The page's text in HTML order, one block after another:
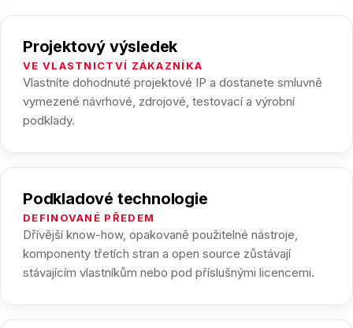
Projektový výsledek
VE VLASTNICTVÍ ZÁKAZNÍKA
Vlastníte dohodnuté projektové IP a dostanete smluvně
vymezené návrhové, zdrojové, testovací a výrobní
podklady.
Podkladové technologie
DEFINOVANÉ PŘEDEM
Dřívější know-how, opakovaně použitelné nástroje,
komponenty třetích stran a open source zůstávají
stávajícím vlastníkům nebo pod příslušnými licencemi.